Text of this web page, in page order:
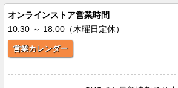
オンラインストア営業時間
10:30 ～ 18:00（木曜日定休）
営業カレンダー